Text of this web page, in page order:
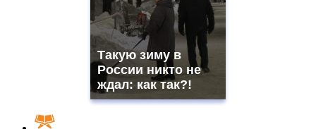
Такую зиму в
России никто не
ждал: как так?!